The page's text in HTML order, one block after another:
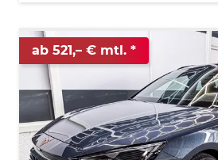
ab 521,– € mtl.